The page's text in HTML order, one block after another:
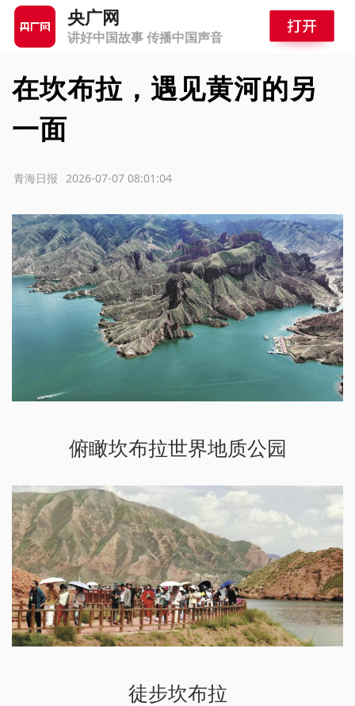
央广网
讲好中国故事 传播中国声音
在坎布拉，遇见黄河的另
一面
2026-07-07 08:01:04
青海日报
俯瞰坎布拉世界地质公园
徒步坎布拉